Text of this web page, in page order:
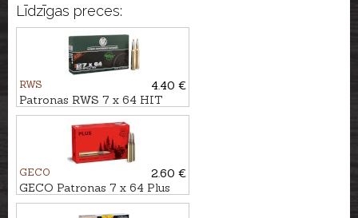
Līdzīgas preces:
RWS
4.40 €
Patronas RWS 7 x 64 HIT
9,1g - Bezsvina
GECO
2.60 €
GECO Patronas 7 x 64 Plus
11,0g